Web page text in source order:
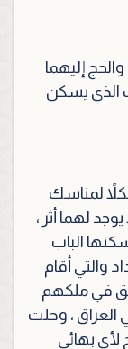
إليهما
الذي يسكن
لمناسك
لهما أثر ،
الباب
والتي أقام
في ملكهم
، وحلت
لأي بهائي